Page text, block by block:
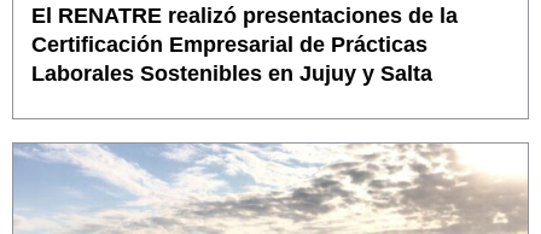
El RENATRE realizó presentaciones de la
Certificación Empresarial de Prácticas
Laborales Sostenibles en Jujuy y Salta